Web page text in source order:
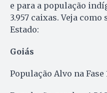
e para a população
3.957 caixas. Veja
Estado:
Goiás
População Alvo na Fase